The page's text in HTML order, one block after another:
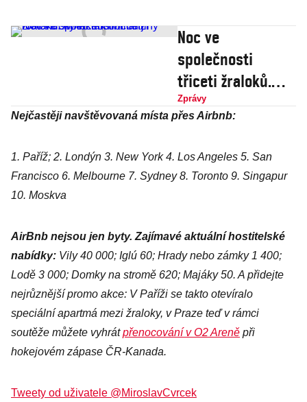
Noc ve
společnosti
třiceti žraloků.
Aneb tak trochu
jiný romantický
víkend v Paříži
Zprávy
Nejčastěji navštěvovaná místa přes Airbnb:
1. Paříž; 2. Londýn 3. New York 4. Los Angeles 5. San
Francisco 6. Melbourne 7. Sydney 8. Toronto 9. Singapur
10. Moskva
AirBnb nejsou jen byty. Zajímavé aktuální hostitelské
nabídky: Vily 40 000; Iglú 60; Hrady nebo zámky 1 400;
Lodě 3 000; Domky na stromě 620; Majáky 50. A přidejte
nejrůznější promo akce: V Paříži se takto otevíralo
speciální apartmá mezi žraloky, v Praze teď v rámci
soutěže můžete vyhrátpřenocování v O2 Areně při
hokejovém zápase ČR-Kanada.
Tweety od uživatele @MiroslavCvrcek